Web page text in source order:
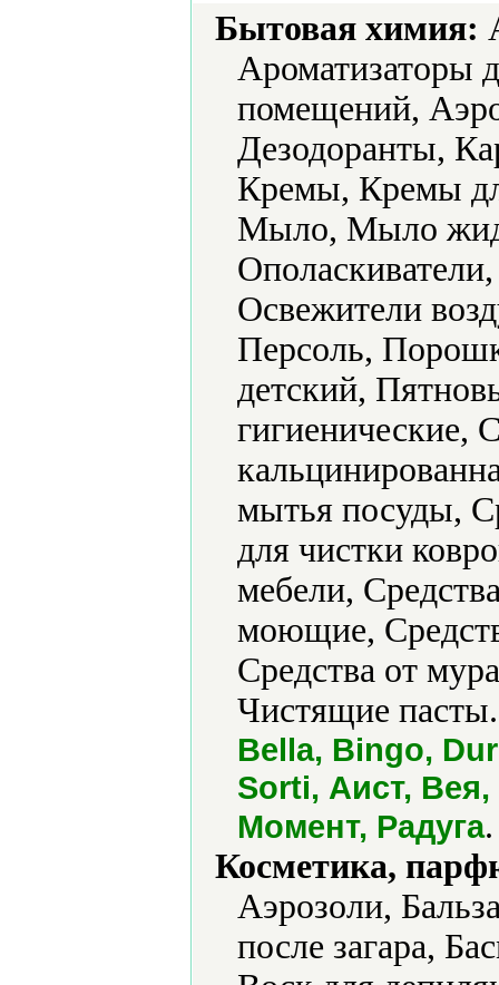
Бытовая химия:
Ароматизаторы
помещений,
Дезодоранты,
Кремы, Кремы
Мыло, Мыло
Освежители
Персоль,
детский,
гигиенические,
мытья посуды,
для чистки
мебели,
моющие,
Средства от
Чистящие
Bella, Bingo,
Sorti, Аист,
Момент, Радуга.
Косметика,
Аэрозоли,
после загара,